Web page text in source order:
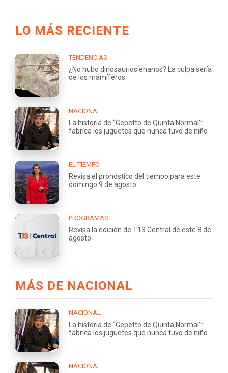
LO MÁS RECIENTE
TENDENCIAS
¿No hubo dinosaurios enanos? La culpa sería
de los mamíferos
NACIONAL
La historia de “Gepetto de Quinta Normal”:
fabrica los juguetes que nunca tuvo de niño
EL TIEMPO
Revisa el pronóstico del tiempo para este
domingo 9 de agosto
PROGRAMAS
Revisa la edición de T13 Central de este 8 de
agosto
MÁS DE NACIONAL
NACIONAL
La historia de “Gepetto de Quinta Normal”:
fabrica los juguetes que nunca tuvo de niño
NACIONAL